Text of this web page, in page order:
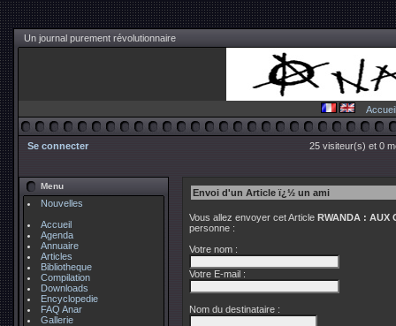
Un journal purement révolutionnaire
Accueil
Se connecter 25 visiteur(s) et 0
Menu
Nouvelles
Accueil
Agenda
Annuaire
Articles
Bibliotheque
Compilation
Downloads
Encyclopedie
FAQ Anar
Gallerie
Envoi d'un Article ï¿½ un ami
Vous allez envoyer cet Article RWANDA : AUX
personne :
Votre nom :
Votre E-mail :
Nom du destinataire :